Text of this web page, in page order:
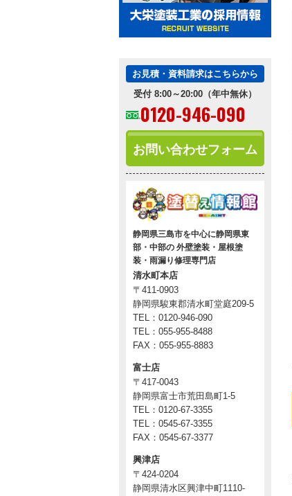
お見積・資料請求はこちらから
受付 8:00～20:00（年中無休）
0120-946-090
お問い合わせフォーム
静岡県三島市を中心に静岡県東
部・中部の 外壁塗装・屋根塗
装・雨漏り修理専門店
清水町本店
〒411-0903
静岡県駿東郡清水町堂庭209-5
TEL：0120-946-090
TEL：055-955-8488
FAX：055-955-8883
富士店
〒417-0043
静岡県富士市荒田島町1-5
TEL：0120-67-3355
TEL：0545-67-3355
FAX：0545-67-3377
興津店
〒424-0204
静岡県清水区興津中町1110-